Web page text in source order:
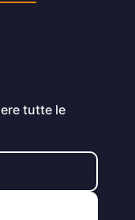
tutte le